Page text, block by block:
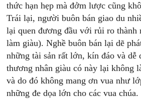
thức hạn hẹp mà đởm lược cũng
Trái lại, người buôn bán giao du
lại quen đương đầu với rủi ro thành
làm giàu). Nghề buôn bán lại dẽ
những tài sản rất lớn, kín đáo và dễ
thương nhân giàu có này lại không
và do đó không mang ơn vua như
những đe dọa lớn cho các vua